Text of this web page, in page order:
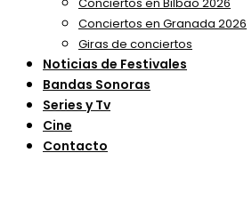
Conciertos en Granada 2026
Giras de conciertos
Noticias de Festivales
Bandas Sonoras
Series y Tv
Cine
Contacto